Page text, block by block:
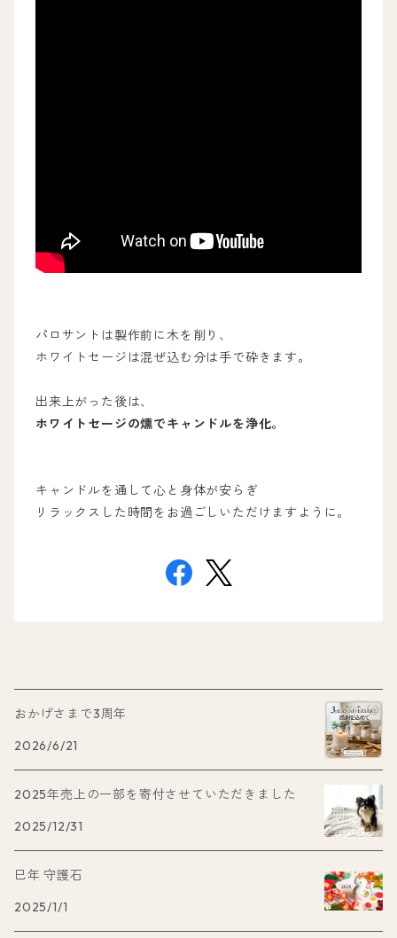
パロサントは製作前に木を削り、
ホワイトセージは混ぜ込む分は手で砕きます。
出来上がった後は、
ホワイトセージの燻でキャンドルを浄化。
キャンドルを通して心と身体が安らぎ
リラックスした時間をお過ごしいただけますように。
おかげさまで3周年
2026/6/21
2025年売上の一部を寄付させていただきました
2025/12/31
巳年 守護石
2025/1/1